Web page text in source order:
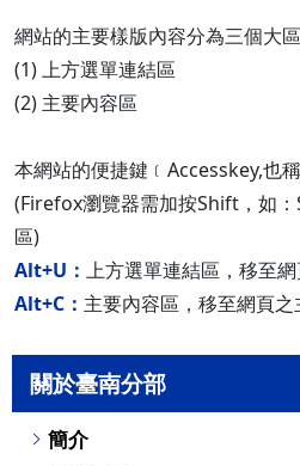
網站的主要樣版內容分為三個大區
(1) 上方選單連結區
(2) 主要內容區
本網站的便捷鍵﹝Accesskey,也
(Firefox瀏覽器需加按Shift，如
區)
Alt+U： 上方選單連結區，移至網
Alt+C： 主要內容區，移至網頁之
關於臺南分部
簡介